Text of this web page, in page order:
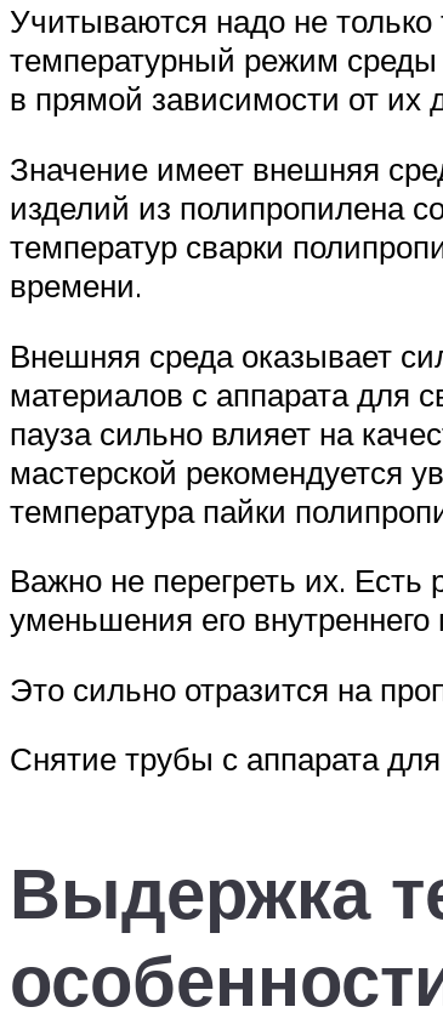
Учитываются надо не
температурный режим среды
в прямой зависимости от их
Значение имеет внешняя
изделий из полипропилена
температур сварки
времени.
Внешняя среда оказывает
материалов с аппарата для
пауза сильно влияет на
мастерской рекомендуется
температура пайки
Важно не перегреть их. Есть
уменьшения его внутреннего
Это сильно отразится на
Снятие трубы с аппарата
Выдержка